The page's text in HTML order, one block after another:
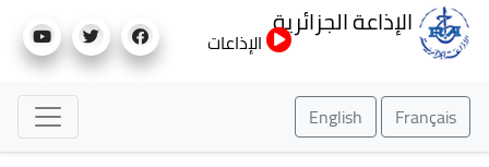
إلى
الإذاعة الجزائرية
الإذاعات
Français
English